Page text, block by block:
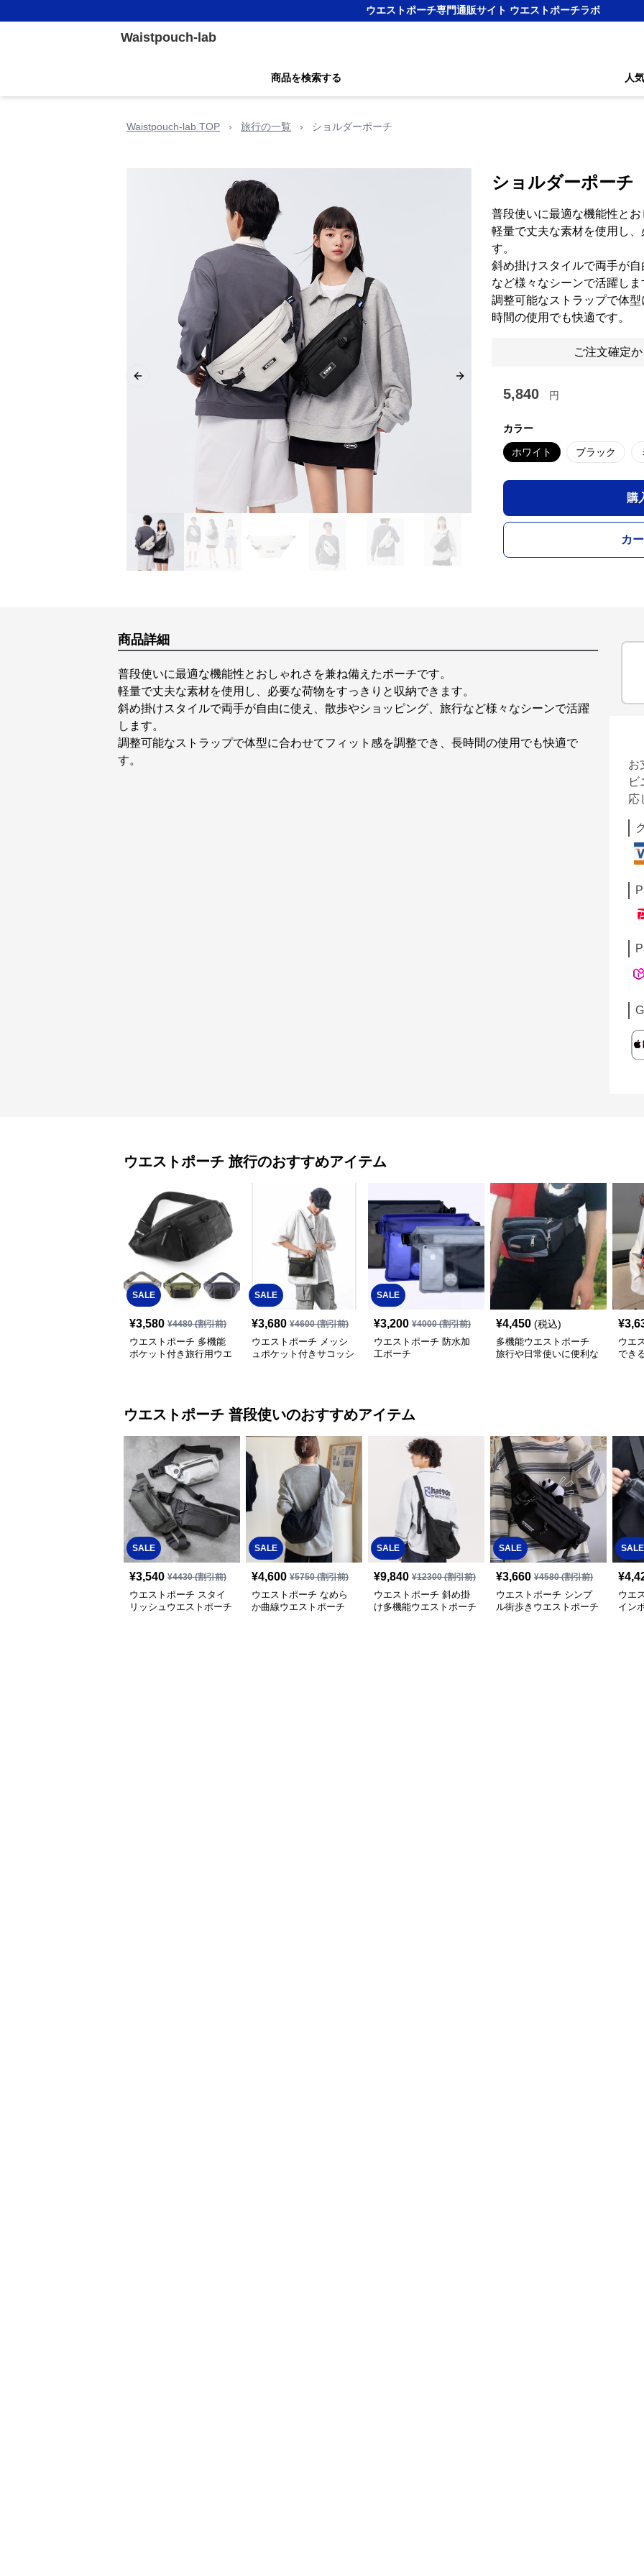
ウエストポーチ専門通販サイト ウエストポーチラボ
Waistpouch-lab
商品を検索する 人
Waistpouch-lab TOP › 旅行の一覧 › ショルダーポーチ
Previous slide Next slide
ショルダーポーチ
普段使いに最適な機能性と
軽量で丈夫な素材を使用し
す。
斜め掛けスタイルで両手が
など様々なシーンで活躍しま
調整可能なストラップで体
時間の使用でも快適です。
ご注文確定
5,840 円
カラー
ホワイト ブラック
購
カ
商品詳細
普段使いに最適な機能性とおしゃれさを兼ね備えたポーチです。
軽量で丈夫な素材を使用し、必要な荷物をすっきりと収納できます。
斜め掛けスタイルで両手が自由に使え、散歩やショッピング、旅行など様々なシーンで活躍
します。
調整可能なストラップで体型に合わせてフィット感を調整でき、長時間の使用でも快適で
す。
お
ビ
応
ウエストポーチ 旅行のおすすめアイテム
SALE
¥3,580 ¥4480(割引前)
ウエストポーチ 多機能
ポケット付き旅行用ウエ
SALE
¥3,680 ¥4600(割引前)
ウエストポーチ メッシ
ュポケット付きサコッシ
SALE
¥3,200 ¥4000(割引前)
ウエストポーチ 防水加
工ポーチ
¥4,450 (税込)
多機能ウエストポーチ
旅行や日常使いに便利な
¥
ウエ
でき
ウエストポーチ 普段使いのおすすめアイテム
SALE
¥3,540 ¥4430(割引前)
ウエストポーチ スタイ
リッシュウエストポーチ
SALE
¥4,600 ¥5750(割引前)
ウエストポーチ なめら
か曲線ウエストポーチ
SALE
¥9,840 ¥12300(割引前)
ウエストポーチ 斜め掛
け多機能ウエストポーチ
SALE
¥3,660 ¥4580(割引前)
ウエストポーチ シンプ
ル街歩きウエストポーチ
SALE
¥
ウエ
イン